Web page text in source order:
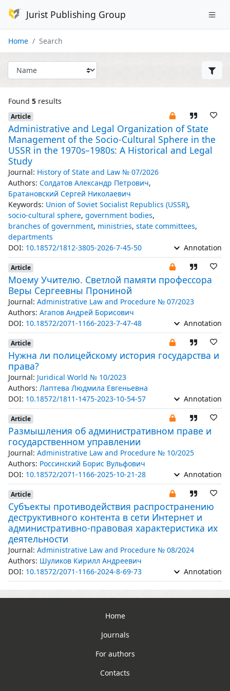
Jurist Publishing Group
Home Search
Found 5 results
Article
Administrative and Legal Organization of State
Management of the Socio-Cultural Sphere in the
USSR in the 1970s–1980s: A Historical and Legal
Study
Journal: History of State and Law № 07/2026
Authors: Солдатов Александр Петрович,
Братановский Сергей Николаевич
Keywords: Union of Soviet Socialist Republics (USSR),
socio-cultural sphere, government bodies,
branches of government, ministries, state committees,
departments
DOI: 10.18572/1812-3805-2026-7-45-50 Annotation
Article
Моему Учителю. Светлой памяти профессора
Веры Сергеевны Прониной
Journal: Administrative Law and Procedure № 07/2023
Authors: Агапов Андрей Борисович
DOI: 10.18572/2071-1166-2023-7-47-48 Annotation
Article
Нужна ли полицейскому история государства и
права?
Journal: Juridical World № 10/2023
Authors: Лаптева Людмила Евгеньевна
DOI: 10.18572/1811-1475-2023-10-54-57 Annotation
Article
Размышления об административном праве и
государственном управлении
Journal: Administrative Law and Procedure № 10/2025
Authors: Россинский Борис Вульфович
DOI: 10.18572/2071-1166-2025-10-21-28 Annotation
Article
Субъекты противодействия распространению
деструктивного контента в сети Интернет и
административно-правовая характеристика их
деятельности
Journal: Administrative Law and Procedure № 08/2024
Authors: Шуликов Кирилл Андреевич
DOI: 10.18572/2071-1166-2024-8-69-73 Annotation
Home
Journals
For authors
Contacts